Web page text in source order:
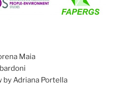
Maia
by Adriana Portella